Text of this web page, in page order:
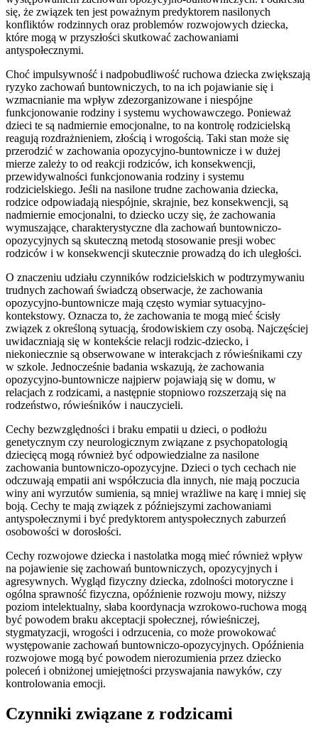
się, że związek ten jest poważnym predyktorem nasilonych
konfliktów rodzinnych oraz problemów rozwojowych dziecka,
które mogą w przyszłości skutkować zachowaniami
antyspołecznymi.
Choć impulsywność i nadpobudliwość ruchowa dziecka zwiększają
ryzyko zachowań buntowniczych, to na ich pojawianie się i
wzmacnianie ma wpływ zdezorganizowane i niespójne
funkcjonowanie rodziny i systemu wychowawczego. Ponieważ
dzieci te są nadmiernie emocjonalne, to na kontrolę rodzicielską
reagują rozdrażnieniem, złością i wrogością. Taki stan może się
przerodzić w zachowania opozycyjno-buntownicze i w dużej
mierze zależy to od reakcji rodziców, ich konsekwencji,
przewidywalności funkcjonowania rodziny i systemu
rodzicielskiego. Jeśli na nasilone trudne zachowania dziecka,
rodzice odpowiadają niespójnie, skrajnie, bez konsekwencji, są
nadmiernie emocjonalni, to dziecko uczy się, że zachowania
wymuszające, charakterystyczne dla zachowań buntowniczo-
opozycyjnych są skuteczną metodą stosowanie presji wobec
rodziców i w konsekwencji skutecznie prowadzą do ich uległości.
O znaczeniu udziału czynników rodzicielskich w podtrzymywaniu
trudnych zachowań świadczą obserwacje, że zachowania
opozycyjno-buntownicze mają często wymiar sytuacyjno-
kontekstowy. Oznacza to, że zachowania te mogą mieć ścisły
związek z określoną sytuacją, środowiskiem czy osobą. Najczęściej
uwidaczniają się w kontekście relacji rodzic-dziecko, i
niekoniecznie są obserwowane w interakcjach z rówieśnikami czy
w szkole. Jednocześnie badania wskazują, że zachowania
opozycyjno-buntownicze najpierw pojawiają się w domu, w
relacjach z rodzicami, a następnie stopniowo rozszerzają się na
rodzeństwo, rówieśników i nauczycieli.
Cechy bezwzględności i braku empatii u dzieci, o podłożu
genetycznym czy neurologicznym związane z psychopatologią
dziecięcą mogą również być odpowiedzialne za nasilone
zachowania buntowniczo-opozycyjne. Dzieci o tych cechach nie
odczuwają empatii ani współczucia dla innych, nie mają poczucia
winy ani wyrzutów sumienia, są mniej wrażliwe na karę i mniej się
boją. Cechy te mają związek z późniejszymi zachowaniami
antyspołecznymi i być predyktorem antyspołecznych zaburzeń
osobowości w dorosłości.
Cechy rozwojowe dziecka i nastolatka mogą mieć również wpływ
na pojawienie się zachowań buntowniczych, opozycyjnych i
agresywnych. Wygląd fizyczny dziecka, zdolności motoryczne i
ogólna sprawność fizyczna, opóźnienie rozwoju mowy, niższy
poziom intelektualny, słaba koordynacja wzrokowo-ruchowa mogą
być powodem braku akceptacji społecznej, rówieśniczej,
stygmatyzacji, wrogości i odrzucenia, co może prowokować
występowanie zachowań buntowniczo-opozycyjnych. Opóźnienia
rozwojowe mogą być powodem nierozumienia przez dziecko
poleceń i obniżonej umiejętności przyswajania nawyków, czy
kontrolowania emocji.
Czynniki związane z rodzicami